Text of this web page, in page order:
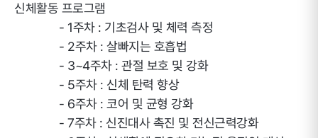
신체활동 프로그램
- 1주차 : 기초검사 및 체력 측정
- 2주차 : 살빠지는 호흡법
- 3~4주차 : 관절 보호 및 강화
- 5주차 : 신체 탄력 향상
- 6주차 : 코어 및 균형 강화
- 7주차 : 신진대사 촉진 및 전신근력강화